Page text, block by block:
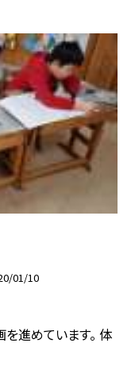
01/10
を進めています。 体